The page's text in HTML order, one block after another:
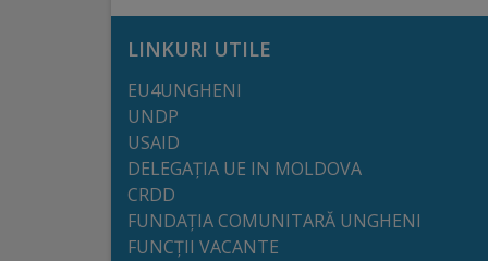
performanță
Orașul
imagini
Galerie
video
LINKURI UTILE
EU4UNGHENI
UNDP
USAID
DELEGAȚIA UE IN MOLDOVA
CRDD
FUNDAȚIA COMUNITARĂ UNGHENI
FUNCȚII VACANTE